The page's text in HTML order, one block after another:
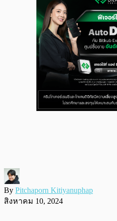
By Pitchaporn Kitiyanuphap
สิงหาคม 10, 2024